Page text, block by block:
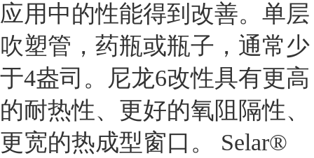
应用中的性能得到改善。单层
吹塑管，药瓶或瓶子，通常少
于4盎司。尼龙6改性具有更高
的耐热性、更好的氧阻隔性、
更宽的热成型窗口。 Selar®